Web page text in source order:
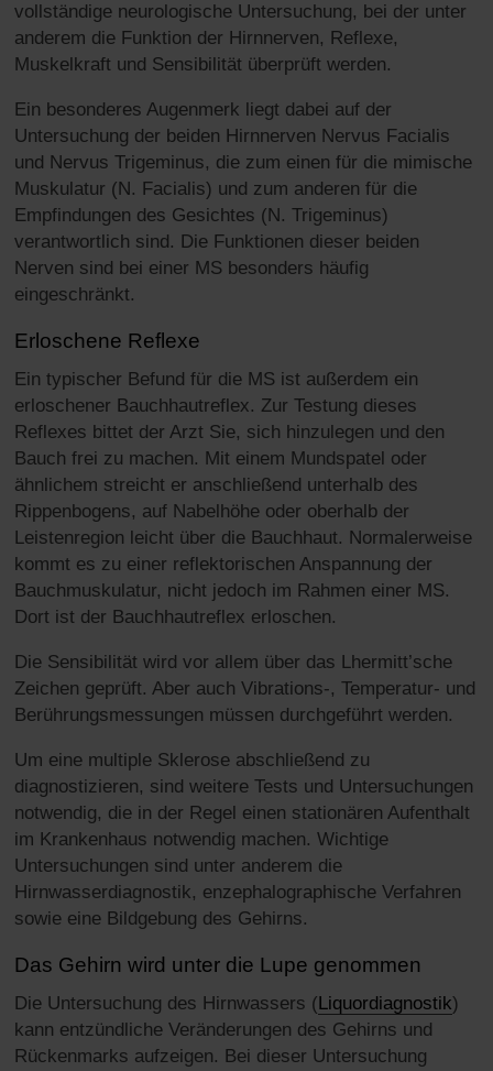
vollständige neurologische Untersuchung, bei der unter
anderem die Funktion der Hirnnerven, Reflexe,
Muskelkraft und Sensibilität überprüft werden.
Ein besonderes Augenmerk liegt dabei auf der
Untersuchung der beiden Hirnnerven Nervus Facialis
und Nervus Trigeminus, die zum einen für die mimische
Muskulatur (N. Facialis) und zum anderen für die
Empfindungen des Gesichtes (N. Trigeminus)
verantwortlich sind. Die Funktionen dieser beiden
Nerven sind bei einer MS besonders häufig
eingeschränkt.
Erloschene Reflexe
Ein typischer Befund für die MS ist außerdem ein
erloschener Bauchhautreflex. Zur Testung dieses
Reflexes bittet der Arzt Sie, sich hinzulegen und den
Bauch frei zu machen. Mit einem Mundspatel oder
ähnlichem streicht er anschließend unterhalb des
Rippenbogens, auf Nabelhöhe oder oberhalb der
Leistenregion leicht über die Bauchhaut. Normalerweise
kommt es zu einer reflektorischen Anspannung der
Bauchmuskulatur, nicht jedoch im Rahmen einer MS.
Dort ist der Bauchhautreflex erloschen.
Die Sensibilität wird vor allem über das Lhermitt’sche
Zeichen geprüft. Aber auch Vibrations-, Temperatur- und
Berührungsmessungen müssen durchgeführt werden.
Um eine multiple Sklerose abschließend zu
diagnostizieren, sind weitere Tests und Untersuchungen
notwendig, die in der Regel einen stationären Aufenthalt
im Krankenhaus notwendig machen. Wichtige
Untersuchungen sind unter anderem die
Hirnwasserdiagnostik, enzephalographische Verfahren
sowie eine Bildgebung des Gehirns.
Das Gehirn wird unter die Lupe genommen
Die Untersuchung des Hirnwassers (Liquordiagnostik)
kann entzündliche Veränderungen des Gehirns und
Rückenmarks aufzeigen. Bei dieser Untersuchung